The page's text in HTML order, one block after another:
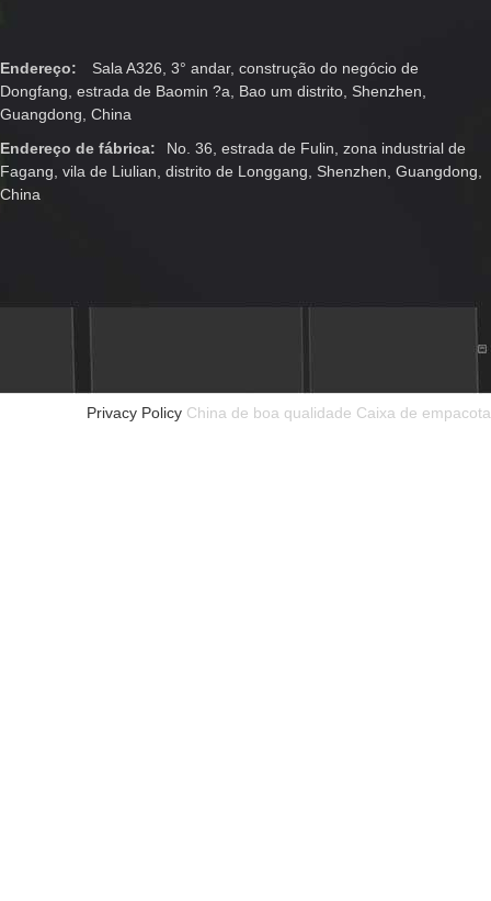
Endereço:
Sala A326, 3° andar, construção do negócio de
Dongfang, estrada de Baomin ?a, Bao um distrito, Shenzhen,
Guangdong, China
Endereço de fábrica:
No. 36, estrada de Fulin, zona industrial de
Fagang, vila de Liulian, distrito de Longgang, Shenzhen, Guangdong,
China
Privacy Policy China de boa qualidade Caixa de